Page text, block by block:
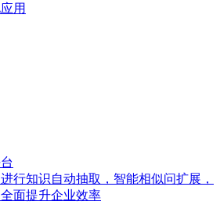
用
行知识自动抽取，智能相似问扩展，
面提升企业效率